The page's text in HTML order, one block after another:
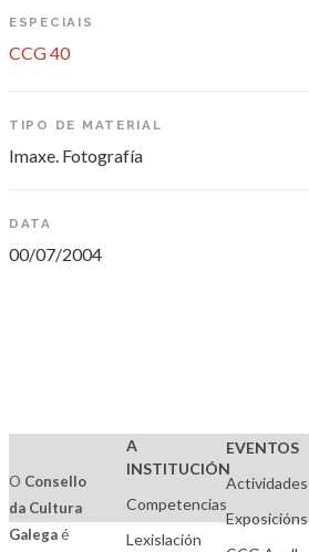
ESPECIAIS
CCG 40
TIPO DE MATERIAL
Imaxe. Fotografía
DATA
00/07/2004
O Consello
da Cultura
Galegaé
A
INSTITUCIÓN
Competencias
Lexislación
EVENTOS
Actividades
Exposicións